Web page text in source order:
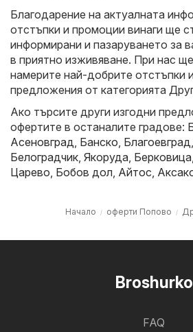
Благодарение на актуалната
отстъпки и промоции винаги ще
информирани и пазаруването за
в приятно изживяване. При нас
намерите най-добрите отстъпки
предложения от категорията
Ако търсите други изгодни
офертите в останалите градове:
Асеновград Банско Благоевград
Белоградчик Якоруда Берковица
Царево Бобов дол Айтос
Начало оферти Попово
Broshurko
FAQ